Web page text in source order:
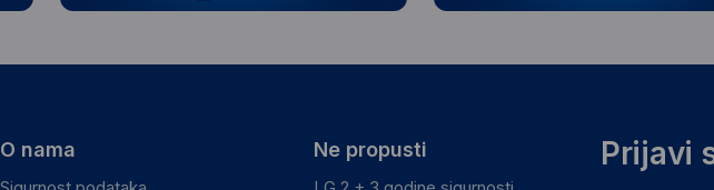
O nama Ne propusti Prijavi